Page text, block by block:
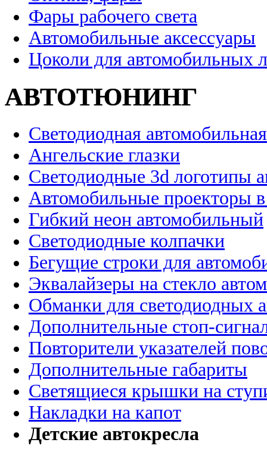
Фары рабочего света
Автомобильные аксессуары
Цоколи для автомобильных
АВТОТЮНИНГ
Светодиодная
Ангельские глазки
Светодиодные 3d логотипы
Автомобильные проекторы
Гибкий неон автомобильный
Светодиодные колпачки
Бегущие строки для
Эквалайзеры на стекло
Обманки для светодиодных
Дополнительные стоп-
Повторители указателей
Дополнительные габариты
Светящиеся крышки на
Накладки на капот
Детские автокресла